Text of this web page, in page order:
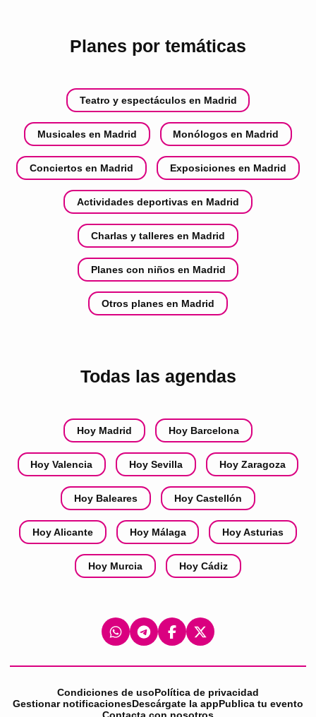
Planes por temáticas
Teatro y espectáculos en Madrid
Musicales en Madrid Monólogos en Madrid
Conciertos en Madrid Exposiciones en Madrid
Actividades deportivas en Madrid
Charlas y talleres en Madrid
Planes con niños en Madrid
Otros planes en Madrid
Todas las agendas
Hoy Madrid Hoy Barcelona
Hoy Valencia Hoy Sevilla Hoy Zaragoza
Hoy Baleares Hoy Castellón
Hoy Alicante Hoy Málaga Hoy Asturias
Hoy Murcia Hoy Cádiz
Condiciones de usoPolítica de privacidad
Gestionar notificacionesDescárgate la appPublica tu evento